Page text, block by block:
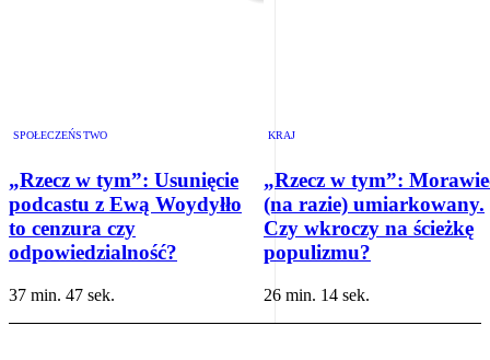
SPOŁECZEŃSTWO
„Rzecz w tym”: Usunięcie
podcastu z Ewą Woydyłło
to cenzura czy
odpowiedzialność?
37 min. 47 sek.
KRAJ
„Rzecz w tym”:
(na razie) umiarkowany.
Czy wkroczy na ścieżkę
populizmu?
26 min. 14 sek.